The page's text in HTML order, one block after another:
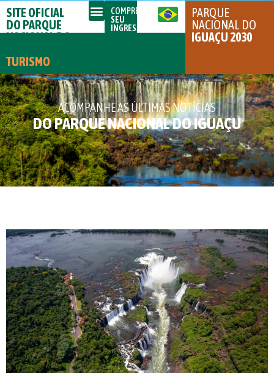
SITE OFICIAL
DO PARQUE
NACIONAL DO
TURISMO
COMPRE
SEU
INGRESSO
PARQUE
NACIONAL DO
IGUAÇU 2030
ACOMPANHE AS ÚLTIMAS NOTÍCIAS
DO PARQUE NACIONAL DO IGUAÇU